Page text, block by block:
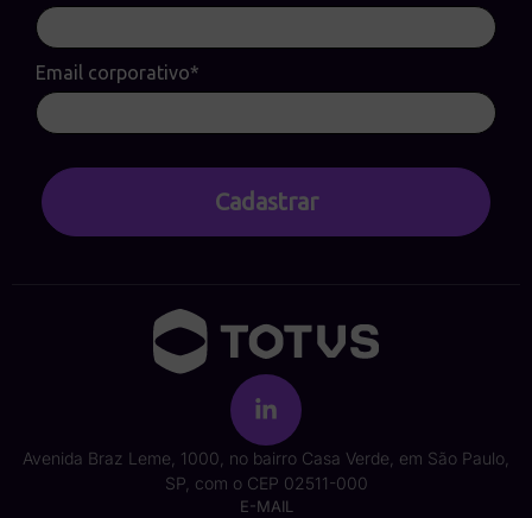
Email corporativo*
Cadastrar
Avenida Braz Leme, 1000, no bairro Casa Verde, em São Paulo,
SP, com o CEP 02511-000
E-MAIL